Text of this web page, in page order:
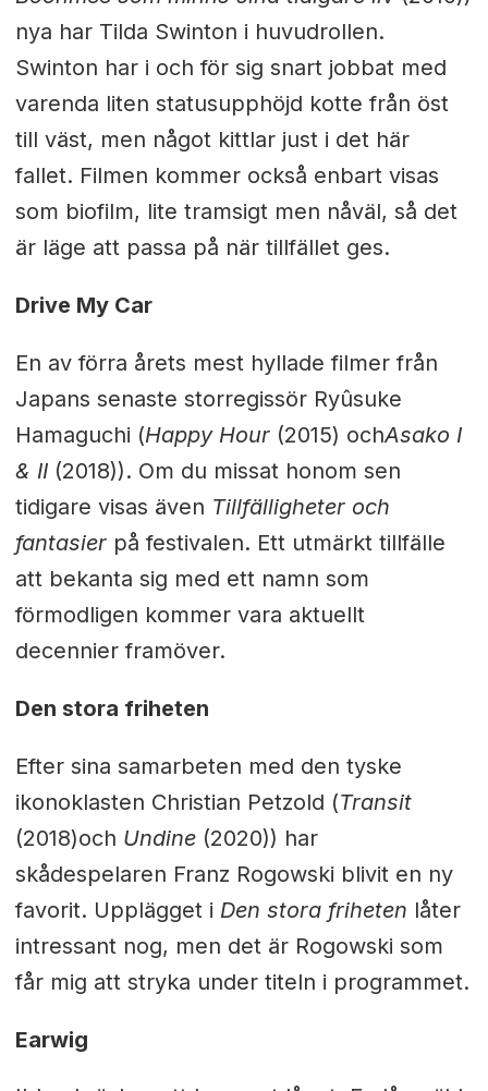
nya har Tilda Swinton i huvudrollen.
Swinton har i och för sig snart jobbat med
varenda liten statusupphöjd kotte från öst
till väst, men något kittlar just i det här
fallet. Filmen kommer också enbart visas
som biofilm, lite tramsigt men nåväl, så det
är läge att passa på när tillfället ges.
Drive My Car
En av förra årets mest hyllade filmer från
Japans senaste storregissör Ryûsuke
Hamaguchi (Happy Hour (2015) ochAsako I
& II (2018)). Om du missat honom sen
tidigare visas även Tillfälligheter och
fantasier på festivalen. Ett utmärkt tillfälle
att bekanta sig med ett namn som
förmodligen kommer vara aktuellt
decennier framöver.
Den stora friheten
Efter sina samarbeten med den tyske
ikonoklasten Christian Petzold (Transit
(2018)och Undine(2020)) har
skådespelaren Franz Rogowski blivit en ny
favorit. Upplägget i Den stora friheten låter
intressant nog, men det är Rogowski som
får mig att stryka under titeln i programmet.
Earwig